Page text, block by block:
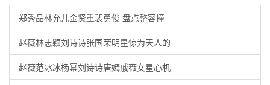
郑秀晶林允儿金贤重裴勇俊 盘点整容撞
赵薇林志颖刘诗诗张国荣明星惊为天人的
赵薇范冰冰杨幂刘诗诗唐嫣戚薇女星心机